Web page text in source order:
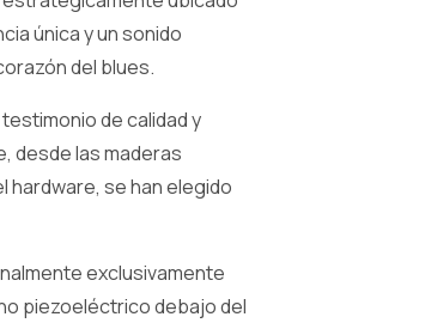
única y un sonido
del blues.
de calidad y
desde las maderas
hardware, se han elegido
exclusivamente
piezoeléctrico debajo del